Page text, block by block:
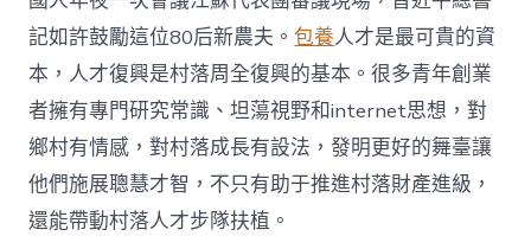
寶
物
查
包
養
網
_
中
記如許鼓勵這位80后新農夫。包養人才是最可貴的資
本，人才復興是村落周全復興的基本。很多青年創業
者擁有專門研究常識、坦蕩視野和internet思想，對
鄉村有情感，對村落成長有設法，發明更好的舞臺讓
他們施展聰慧才智，不只有助于推進村落財產進級，
還能帶動村落人才步隊扶植。